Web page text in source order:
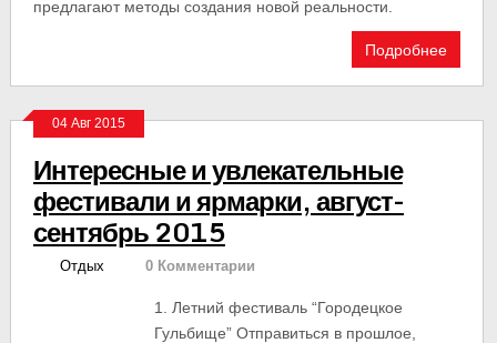
предлагают методы создания новой реальности.
Подробнее
04 Авг 2015
Интересные и увлекательные
фестивали и ярмарки, август-
сентябрь 2015
Отдых 0 Комментарии
1. Летний фестиваль “Городецкое
Гульбище” Отправиться в прошлое,